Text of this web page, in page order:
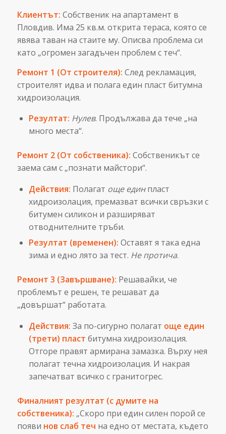
Клиентът: Собственик на апартамент в
Пловдив. Има 25 кв.м. открита тераса, която се
явява таван на стаите му. Описва проблема си
като „огромен загадъчен проблем с теч“.
Ремонт 1 (От строителя): След рекламация,
строителят идва и полага един пласт битумна
хидроизолация.
Резултат: Нулев. Продължава да тече „на
много места“.
Ремонт 2 (От собственика): Собственикът се
заема сам с „познати майстори“.
Действия: Полагат още единпласт
хидроизолация, премазват всички свръзки с
битумен силикон и разширяват
отводнителните тръби.
Резултат (временен): Оставят я така една
зима и едно лято за тест. Не протича.
Ремонт 3 (Завършване): Решавайки, че
проблемът е решен, те решават да
„довършат“ работата.
Действия: За по-сигурно полагат още един
(трети) пласт битумна хидроизолация.
Отгоре правят армирана замазка. Върху нея
полагат течна хидроизолация. И накрая
запечатват всичко с гранитогрес.
Финалният резултат (с думите на
собственика): „Скоро при един силен порой се
появи нов слаб теч на едно от местата, където